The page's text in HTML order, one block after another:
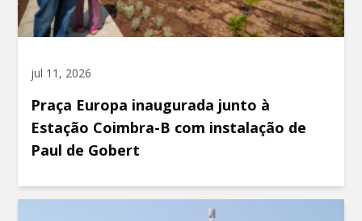
jul 11, 2026
Praça Europa inaugurada junto à
Estação Coimbra-B com instalação de
Paul de Gobert